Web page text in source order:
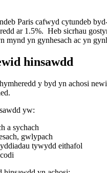
Paris cafwyd cytundeb
ar 1.5%. Heb sicrhau
mynd yn gynhesach ac yn
hinsawdd
y byd yn achosi
yw:
a sychach
gwlypach
tywydd eithafol